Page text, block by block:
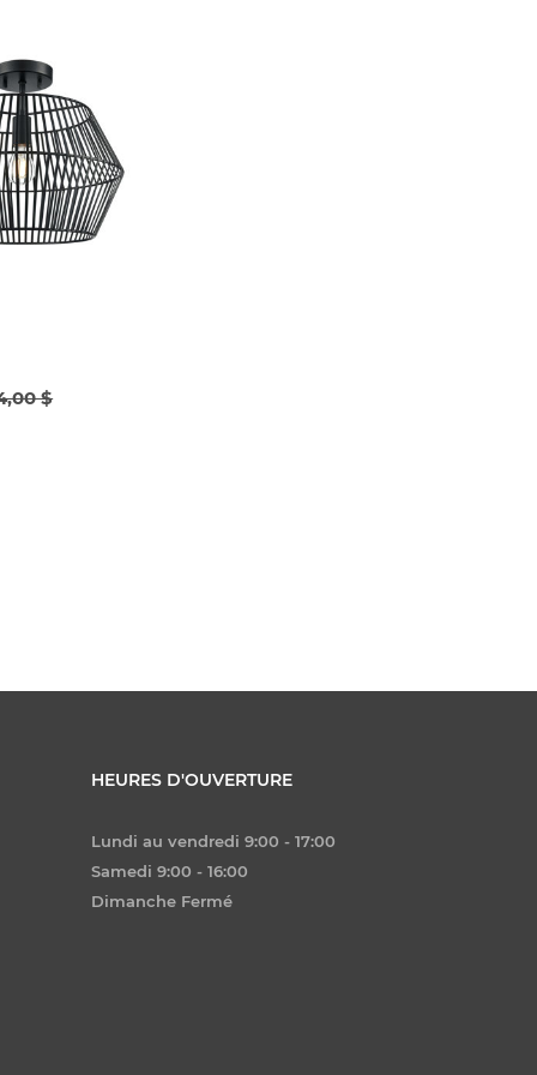
$
HEURES D'OUVERTURE
Lundi au vendredi 9:00 - 17:00
Samedi 9:00 - 16:00
Dimanche Fermé